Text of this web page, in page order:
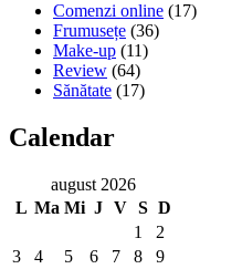
Comenzi online (17)
Frumusețe (36)
Make-up (11)
Review (64)
Sănătate (17)
Calendar
august 2026
L Ma Mi J V S D
1
2
3
4 5 6 7 8
9